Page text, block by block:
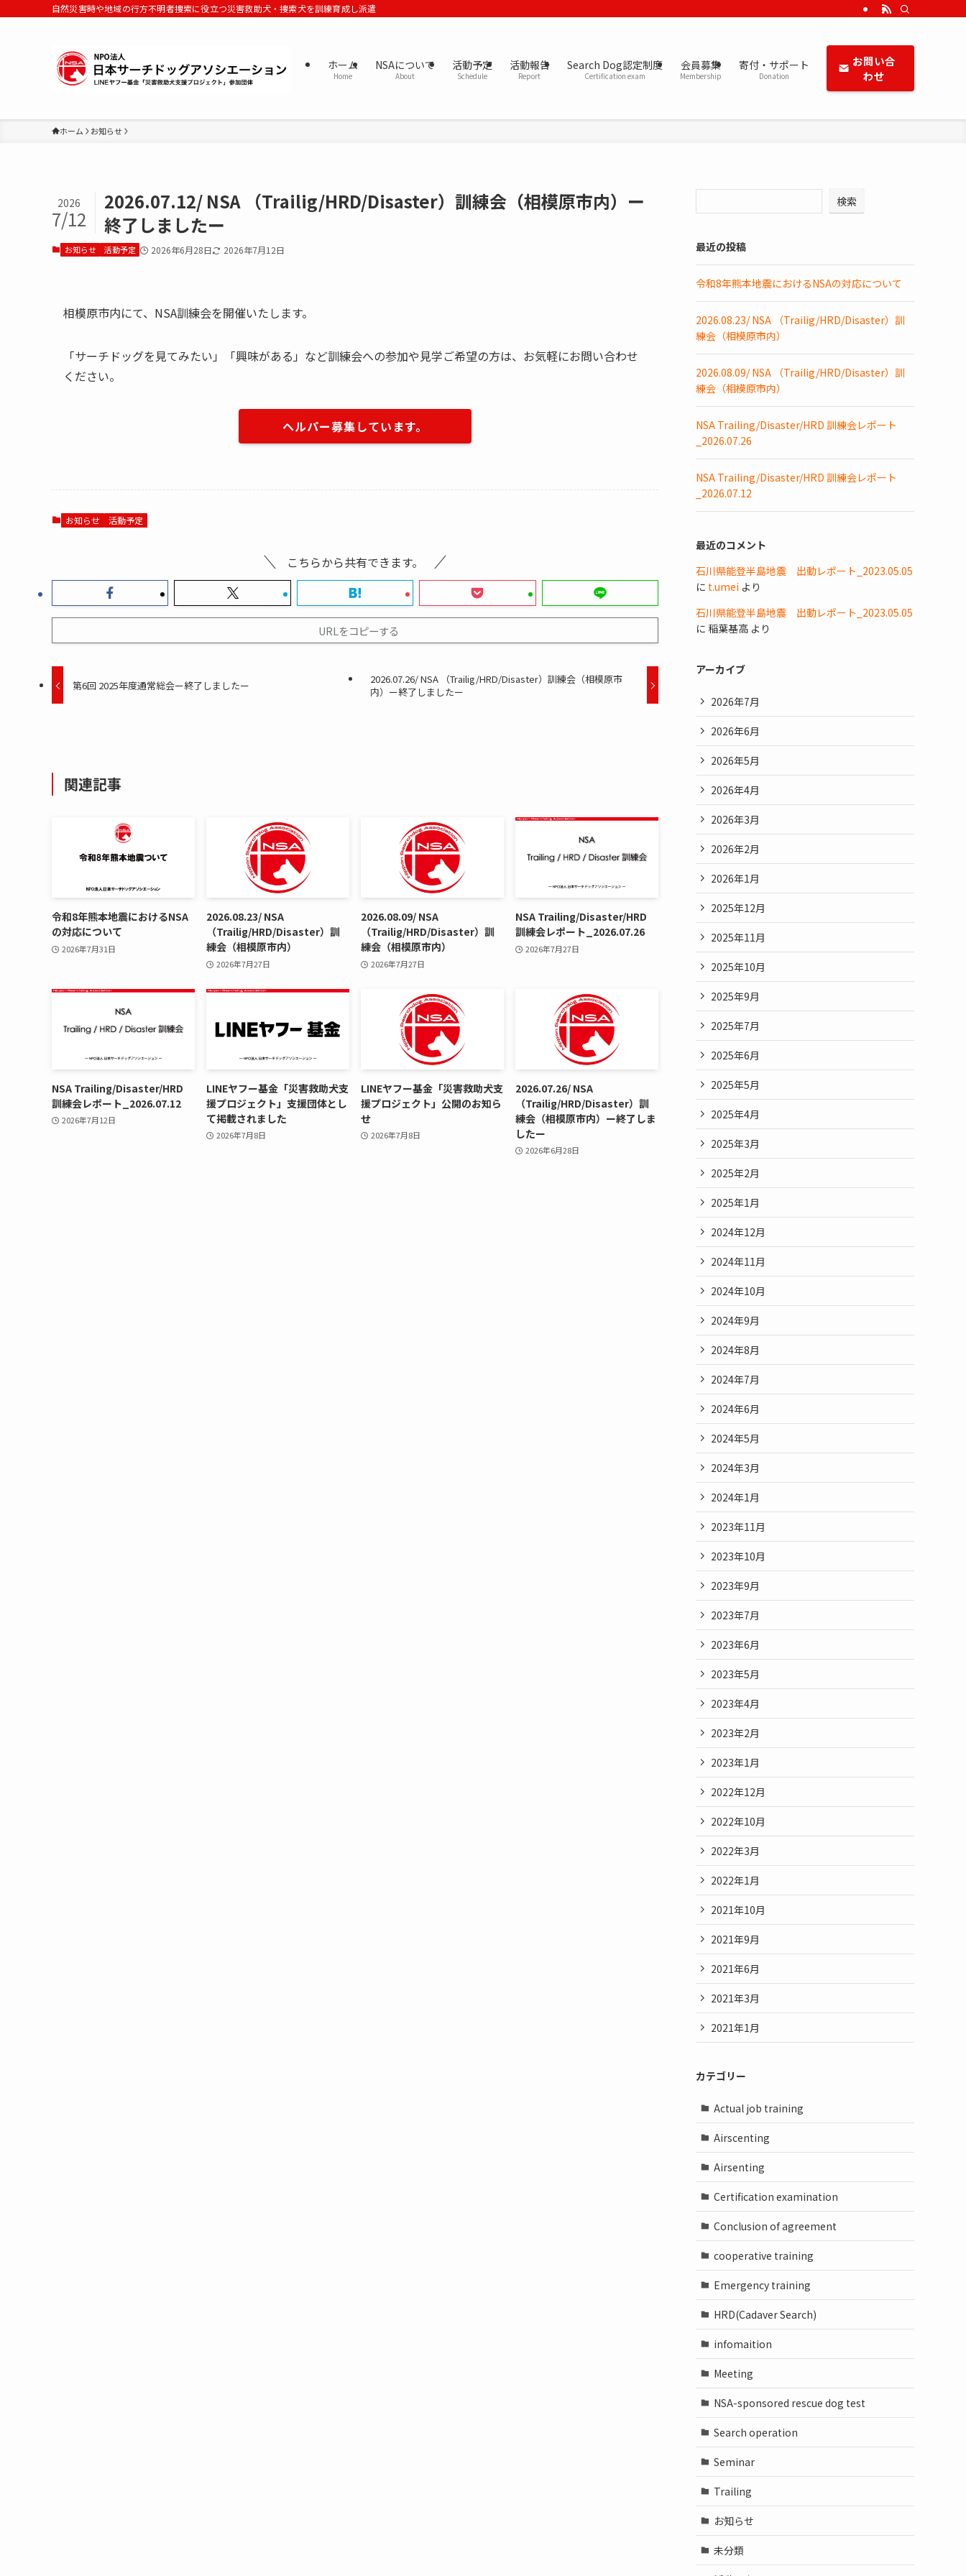
自然災害時や地域の行方不明者捜索に役立つ災害救助犬・捜索犬を訓練育成し派遣
ホーム
Home
NSAについて
About
活動予定
Schedule
活動報告
Report
Search Dog認定制度
Certification exam
会員募集
Membership
寄付・サポート
Donation
お問い合
わせ
ホーム お知らせ
2026.07.12/ NSA （Trailig/HRD/Disaster）訓練会（相模原市内）ー
終了しましたー
2026
7/12
お知らせ 活動予定 2026年6月28日 2026年7月12日
相模原市内にて、NSA訓練会を開催いたします。
「サーチドッグを見てみたい」「興味がある」など訓練会への参加や見学ご希望の方は、お気軽にお問い合わせ
ください。
ヘルパー募集しています。
お知らせ 活動予定
こちらから共有できます。
URLをコピーする
第6回 2025年度通常総会ー終了しましたー
2026.07.26/ NSA （Trailig/HRD/Disaster）訓練会（相模原市
内）ー終了しましたー
関連記事
令和8年熊本地震におけるNSA
の対応について
2026年7月31日
2026.08.23/ NSA
（Trailig/HRD/Disaster）訓
練会（相模原市内）
2026年7月27日
2026.08.09/ NSA
（Trailig/HRD/Disaster）訓
練会（相模原市内）
2026年7月27日
NSA Trailing/Disaster/HRD
訓練会レポート_2026.07.26
2026年7月27日
NSA Trailing/Disaster/HRD
訓練会レポート_2026.07.12
2026年7月12日
LINEヤフー基金「災害救助犬支
援プロジェクト」支援団体とし
て掲載されました
2026年7月8日
LINEヤフー基金「災害救助犬支
援プロジェクト」公開のお知ら
せ
2026年7月8日
2026.07.26/ NSA
（Trailig/HRD/Disaster）訓
練会（相模原市内）ー終了しま
したー
2026年6月28日
検索
最近の投稿
令和8年熊本地震におけるNSAの対応について
2026.08.23/ NSA （Trailig/HRD/Disaster）訓
練会（相模原市内）
2026.08.09/ NSA （Trailig/HRD/Disaster）訓
練会（相模原市内）
NSA Trailing/Disaster/HRD 訓練会レポート
_2026.07.26
NSA Trailing/Disaster/HRD 訓練会レポート
_2026.07.12
最近のコメント
石川県能登半島地震 出動レポート_2023.05.05
に t.umei より
石川県能登半島地震 出動レポート_2023.05.05
に 稲葉基高 より
アーカイブ
2026年7月
2026年6月
2026年5月
2026年4月
2026年3月
2026年2月
2026年1月
2025年12月
2025年11月
2025年10月
2025年9月
2025年7月
2025年6月
2025年5月
2025年4月
2025年3月
2025年2月
2025年1月
2024年12月
2024年11月
2024年10月
2024年9月
2024年8月
2024年7月
2024年6月
2024年5月
2024年3月
2024年1月
2023年11月
2023年10月
2023年9月
2023年7月
2023年6月
2023年5月
2023年4月
2023年2月
2023年1月
2022年12月
2022年10月
2022年3月
2022年1月
2021年10月
2021年9月
2021年6月
2021年3月
2021年1月
カテゴリー
Actual job training
Airscenting
Airsenting
Certification examination
Conclusion of agreement
cooperative training
Emergency training
HRD(Cadaver Search)
infomaition
Meeting
NSA-sponsored rescue dog test
Search operation
Seminar
Trailing
お知らせ
未分類